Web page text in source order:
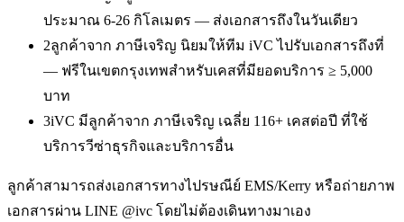
ประมาณ 6-26 กิโลเมตร — ส่งเอกสารถึงในวันเดียว
2ลูกค้าจาก ภาษีเจริญ นิยมให้ทีม iVC ไปรับเอกสารถึงที่
— ฟรีในเขตกรุงเทพสำหรับเคสที่มียอดบริการ ≥ 5,000
บาท
3iVC มีลูกค้าจาก ภาษีเจริญ เฉลี่ย 116+ เคสต่อปี ที่ใช้
บริการวีซ่าธุรกิจและบริการอื่น
ลูกค้าสามารถส่งเอกสารทางไปรษณีย์ EMS/Kerry หรือถ่ายภาพ
เอกสารผ่าน LINE @ivc โดยไม่ต้องเดินทางมาเอง